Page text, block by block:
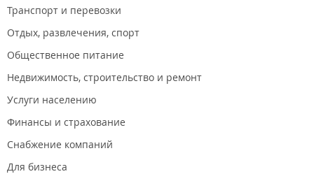
Транспорт и перевозки
Отдых, развлечения, спорт
Общественное питание
Недвижимость, строительство и ремонт
Услуги населению
Финансы и страхование
Снабжение компаний
Для бизнеса